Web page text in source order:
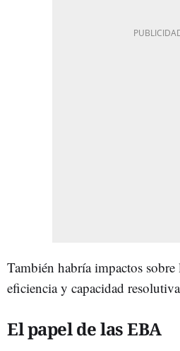
También habría impactos
eficiencia y capacidad
El papel de las EBA